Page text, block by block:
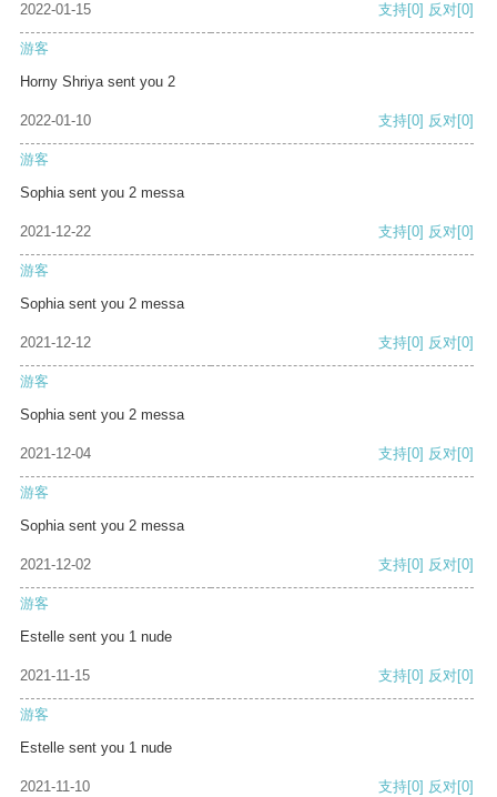
2022-01-15 支持[0] 反对[0]
游客
Horny Shriya sent you 2
2022-01-10 支持[0] 反对[0]
游客
Sophia sent you 2 messa
2021-12-22 支持[0] 反对[0]
游客
Sophia sent you 2 messa
2021-12-12 支持[0] 反对[0]
游客
Sophia sent you 2 messa
2021-12-04 支持[0] 反对[0]
游客
Sophia sent you 2 messa
2021-12-02 支持[0] 反对[0]
游客
Estelle sent you 1 nude
2021-11-15 支持[0] 反对[0]
游客
Estelle sent you 1 nude
2021-11-10 支持[0] 反对[0]